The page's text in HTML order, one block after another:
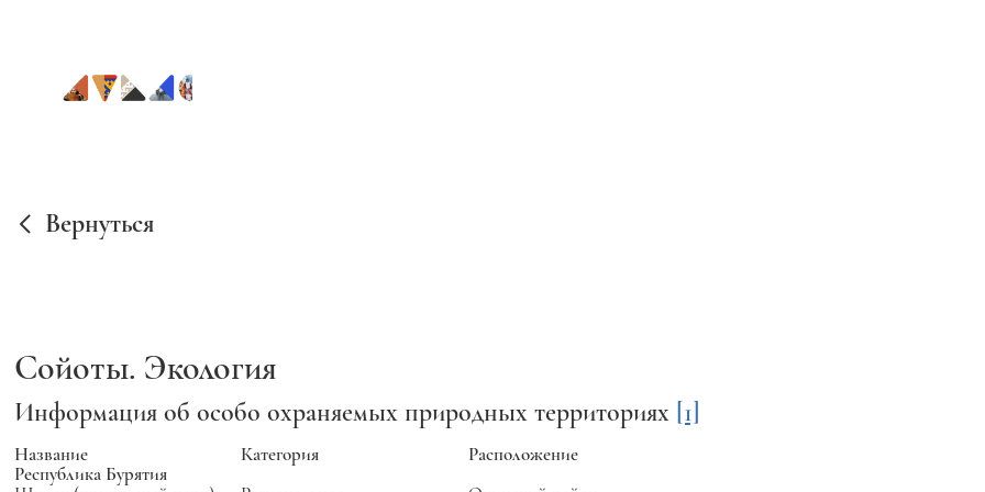
Вернуться
Сойоты. Экология
Информация об особо охраняемых природных территориях [1]
Название Категория
Расположение
Республика Бурятия